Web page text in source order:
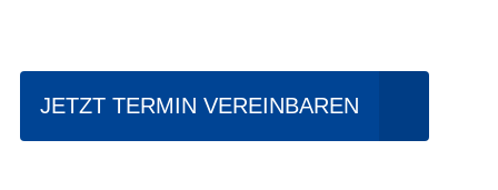
JETZT TERMIN VEREINBAREN